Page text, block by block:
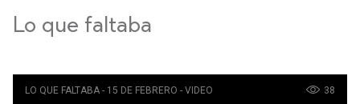
Lo que faltaba